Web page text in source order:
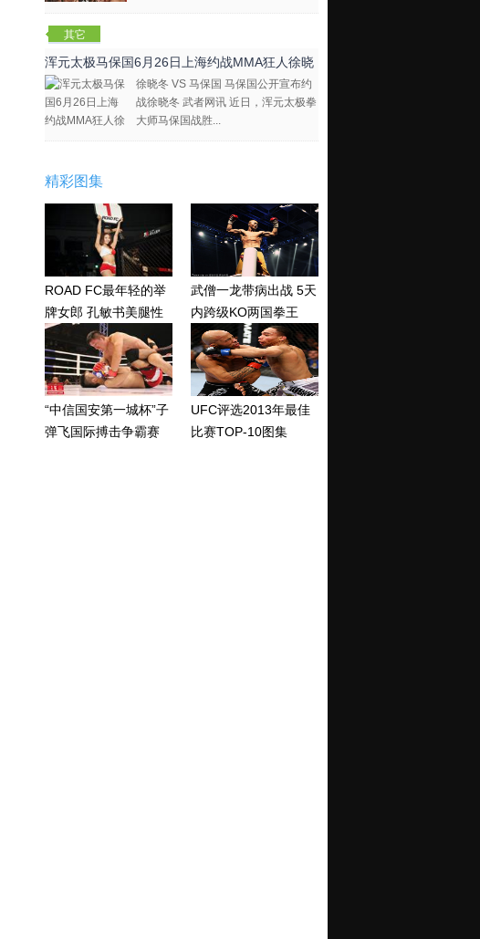
其它
浑元太极马保国6月26日上海约战MMA狂人徐晓
冬
徐晓冬 VS 马保国 马保国公开宣布约
战徐晓冬 武者网讯 近日，浑元太极拳
大师马保国战胜...
精彩图集
ROAD FC最年轻的举
牌女郎 孔敏书美腿性
感眼神清纯
武僧一龙带病出战 5天
内跨级KO两国拳王
“中信国安第一城杯”子
弹飞国际搏击争霸赛
UFC评选2013年最佳
比赛TOP-10图集